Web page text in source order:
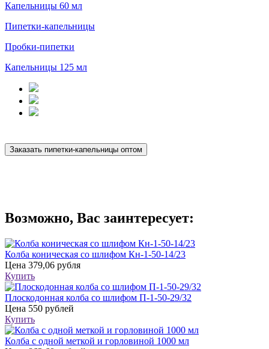
Капельницы 60 мл
Пипетки-капельницы
Пробки-пипетки
Капельницы 125 мл
Заказать пипетки-капельницы оптом
Возможно, Вас заинтересует:
Колба коническая со шлифом Кн-1-50-14/23
Цена 379,06 рубля
Купить
Плоскодонная колба со шлифом П-1-50-29/32
Цена 550 рублей
Купить
Колба с одной меткой и горловиной 1000 мл